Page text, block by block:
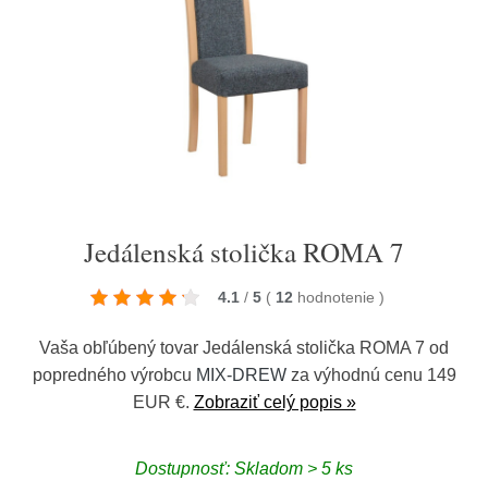
Jedálenská stolička ROMA 7
4.1 / 5 ( 12 hodnotenie )
Vaša obľúbený tovar Jedálenská stolička ROMA 7 od
popredného výrobcu MIX-DREWza výhodnú cenu 149
EUR €. Zobraziť celý popis »
Dostupnosť: Skladom > 5 ks